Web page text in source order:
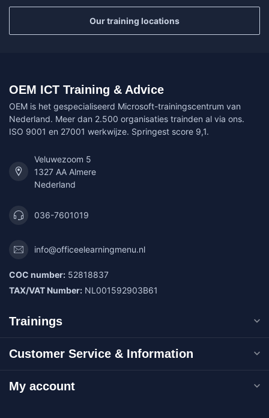
Our training locations
OEM ICT Training & Advice
OEM is het gespecialiseerd Microsoft-trainingscentrum van
Nederland. Meer dan 2.500 organisaties trainden al via ons.
ISO 9001 en 27001 werkwijze. Springest score 9,1.
Veluwezoom 5
1327 AA Almere
Nederland
036-7601019
info@officeelearningmenu.nl
COC number: 52818837
TAX/VAT Number: NL001592903B61
Trainings
Customer Service & Information
My account